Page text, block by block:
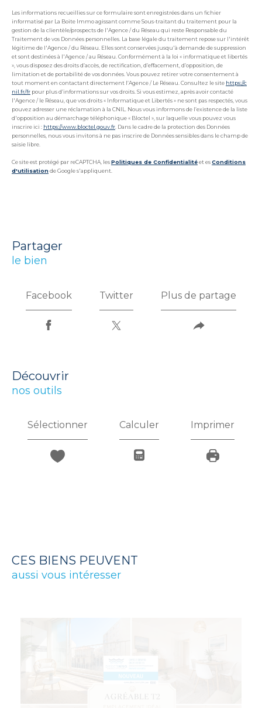
Les informations recueillies sur ce formulaire sont enregistrées dans un fichier
informatisé par La Boite Immo agissant comme Sous-traitant du traitement pour la
gestion de la clientèle/prospects de l'Agence / du Réseau qui reste Responsable du
Traitement de vos Données personnelles. La base légale du traitement repose sur l'intérêt
légitime de l'Agence / du Réseau. Elles sont conservées jusqu'à demande de suppression
et sont destinées à l'Agence / au Réseau. Conformément à la loi « informatique et libertés
», vous disposez des droits d’accès, de rectification, d’effacement, d’opposition, de
limitation et de portabilité de vos données. Vous pouvez retirer votre consentement à
tout moment en contactant directement l’Agence / Le Réseau. Consultez le site https://c
nil.fr/fr pour plus d’informations sur vos droits. Si vous estimez, après avoir contacté
l'Agence / le Réseau, que vos droits « Informatique et Libertés » ne sont pas respectés, vous
pouvez adresser une réclamation à la CNIL. Nous vous informons de l’existence de la liste
d'opposition au démarchage téléphonique « Bloctel », sur laquelle vous pouvez vous
inscrire ici : https://www.bloctel.gouv.fr. Dans le cadre de la protection des Données
personnelles, nous vous invitons à ne pas inscrire de Données sensibles dans le champ de
saisie libre.
Ce site est protégé par reCAPTCHA, lesPolitiques de Confidentialitéet esConditions
d'utilisationde Google s'appliquent.
partager
le bien
Facebook Twitter Plus de partage
découvrir
nos outils
Sélectionner Calculer Imprimer
CES BIENS PEUVENT
aussi vous intéresser